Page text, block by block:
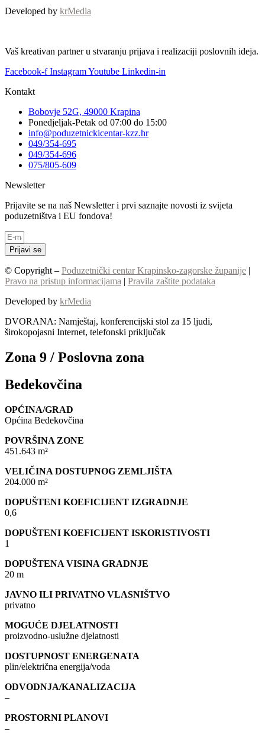
Developed by krMedia
Vaš kreativan partner u stvaranju prijava i realizaciji poslovnih ideja.
Facebook-f InstagramYoutube Linkedin-in
Kontakt
Bobovje 52G, 49000 Krapina
Ponedjeljak-Petak od 07:00 do 15:00
info@poduzetnickicentar-kzz.hr
049/354-695
049/354-696
075/805-609
Newsletter
Prijavite se na naš Newsletter i prvi saznajte novosti iz svijeta
poduzetništva i EU fondova!
Prijavi se
© Copyright – Poduzetnički centar Krapinsko-zagorske županije |
Pravo na pristup informacijama | Pravila zaštite podataka
Developed by krMedia
DVORANA: Namještaj, konferencijski stol za 15 ljudi,
širokopojasni Internet, telefonski priključak
Zona 9 / Poslovna zona
Bedekovčina
OPĆINA/GRAD
Općina Bedekovčina
POVRŠINA ZONE
451.643 m²
VELIČINA DOSTUPNOG ZEMLJIŠTA
204.000 m²
DOPUŠTENI KOEFICIJENT IZGRADNJE
0,6
DOPUŠTENI KOEFICIJENT ISKORISTIVOSTI
1
DOPUŠTENA VISINA GRADNJE
20 m
JAVNO ILI PRIVATNO VLASNIŠTVO
privatno
MOGUĆE DJELATNOSTI
proizvodno-uslužne djelatnosti
DOSTUPNOST ENERGENATA
plin/električna energija/voda
ODVODNJA/KANALIZACIJA
–
PROSTORNI PLANOVI
–